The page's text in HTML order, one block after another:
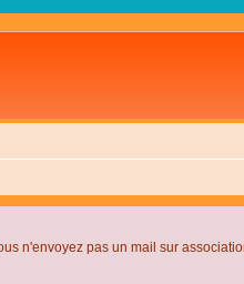
n'envoyez pas un mail sur